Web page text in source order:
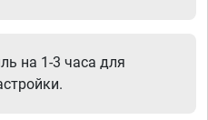
на 1-3 часа для